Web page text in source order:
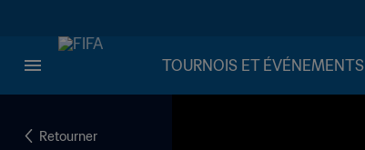
TOURNOIS ET ÉVÉNEMENTS
Retourner